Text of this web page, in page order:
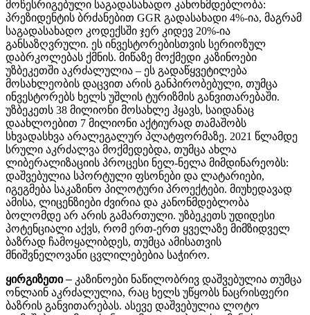
მოწესრიგებული საგადასახადო კანონმდებლობა:
პრეზიდენტის ბრძანებით GGR გადასახადი 4%-ია, მაგრამ
საგადასახადო კოდექსში ჯერ კიდევ 20%-ია
განსაზღვრული. ეს ინვესტორებისთვის სერიოზულ
დაბრკოლებას ქმნის. მიწაზე მოქმედი კაზინოები
უზბეკეთში აკრძალულია – ეს გადაწყვეტილება
მოსახლეობის დაცვით არის განპირობებული, თუმცა
ინვესტორებს ხელს უშლის ტურიზმის განვითარებაში.
უზბეკეთს 38 მილიონი მოსახლე ჰყავს, საიდანაც
დაახლოებით 7 მილიონი აქტიურად თამაშობს
სხვადასხვა არალეგალურ პლატფორმაზე. 2021 წლამდე
სრული აკრძალვა მოქმედებდა, თუმცა ახლა
ლიბერალიზაციის პროცესი ნელ-ნელა მიმდინარეობს:
დაშვებულია სპორტული ფსონები და ლატარიები,
იგეგმება საკაზინო პილოტური პროექტები. მიუხედავად
ამისა, ლიცენზიები ძვირია და კანონმდებლობა
ბოლომდე არ არის გამართული. უზბეკეთს უდიდესი
პოტენციალი აქვს, რომ ერთ-ერთ ყველაზე მიმზიდველ
ბაზრად ჩამოყალიბდეს, თუმცა ამისათვის
მნიშვნელოვანი ცვლილებებია საჭირო.
ყირგიზეთი– კაზინოები ნაწილობრივ დაშვებულია თუმცა
ონლაინ აკრძალულია, რაც ხელს უწყობს ნაცრისფერი
ბაზრის განვითარებას. ასევე დაშვებულია ლოტო